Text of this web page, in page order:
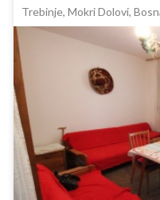
Trebinje, Mokri Dolovi,